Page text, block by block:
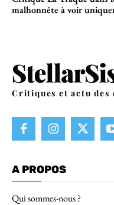
malhonnête à voir
Critiques et actu des
A PROPOS
Qui sommes-nous ?